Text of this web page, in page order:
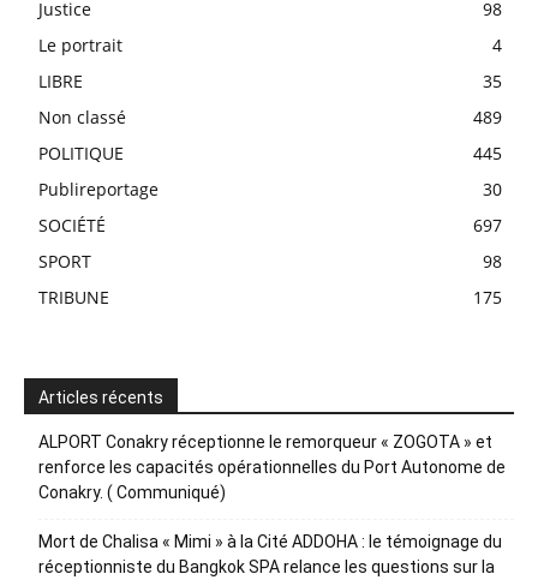
Justice
98
Le portrait
4
LIBRE
35
Non classé
489
POLITIQUE
445
Publireportage
30
SOCIÉTÉ
697
SPORT
98
TRIBUNE
175
Articles récents
ALPORT Conakry réceptionne le remorqueur « ZOGOTA » et
renforce les capacités opérationnelles du Port Autonome de
Conakry. ( Communiqué)
Mort de Chalisa « Mimi » à la Cité ADDOHA : le témoignage du
réceptionniste du Bangkok SPA relance les questions sur la